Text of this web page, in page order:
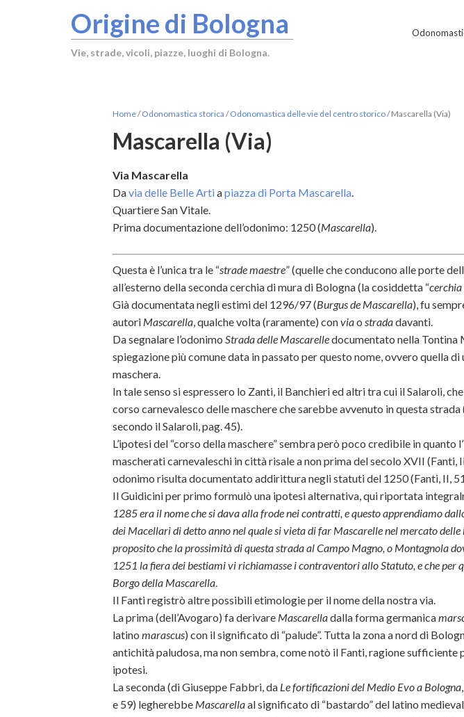
Origine di Bologna
Vie, strade, vicoli, piazze, luoghi di Bologna.
Home/ Odonomastica storica / Odonomastica delle vie del centro storico/Mascarella (Via)
Mascarella (Via)
Via Mascarella
Davia delle Belle Artiapiazza di Porta Mascarella.
Quartiere San Vitale.
Prima documentazione dell’odonimo: 1250 (Mascarella).
Questa è l’unica tra le “strade maestre” (quelle che conducono alle porte
all’esterno della seconda cerchia di mura di Bologna (la cosiddetta “
Già documentata negli estimi del 1296/97 (Burgus de Mascarella), fu
autori Mascarella, qualche volta (raramente) conviao stradadavanti.
Da segnalare l’odonimo Strada delle Mascarelledocumentato nella Tontina
spiegazione più comune data in passato per questo nome, ovvero quella
maschera.
In tale senso si espressero lo Zanti, il Banchieri ed altri tra cui il Salaroli,
corso carnevalesco delle maschere che sarebbe avvenuto in questa strada
secondo il Salaroli, pag. 45).
L’ipotesi del “corso della maschere” sembra però poco credibile in quanto
mascherati carnevaleschi in città risale a non prima del secolo XVII (Fanti,
odonimo risulta documentato addirittura negli statuti del 1250 (Fanti, II,
Il Guidicini per primo formulò una ipotesi alternativa, qui riportata
1285 era il nome che si dava alla frode nei contratti, e questo apprendiamo
dei Macellari di detto anno nel quale si vieta di far Mascarelle nel mercato delle
proposito che la prossimità di questa strada al Campo Magno, o Montagnola
1251 la fiera dei bestiami vi richiamasse i contraventori allo Statuto, e che per
Borgo della Mascarella.
Il Fanti registrò altre possibili etimologie per il nome della nostra via.
La prima (dell’Avogaro) fa derivare Mascarelladalla forma germanica
latino marascus) con il significato di “palude”. Tutta la zona a nord di
antichità paludosa, ma non sembra, come notò il Fanti, ragione sufficiente
ipotesi.
La seconda (di Giuseppe Fabbri, da Le fortificazioni del Medio Evo a Bologna
e 59) legherebbe Mascarellaal significato di “bastardo” del latino